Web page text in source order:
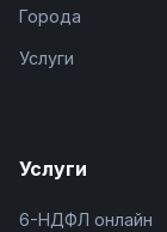
Города
Услуги
Услуги
6-НДФЛ онлайн